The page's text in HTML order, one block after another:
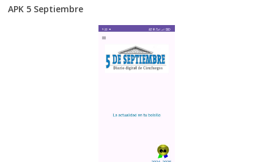
APK 5 Septiembre